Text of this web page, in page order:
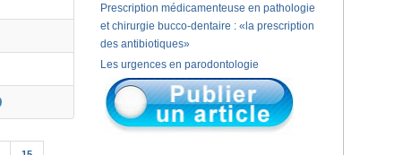
Prescription médicamenteuse en pathologie
et chirurgie bucco-dentaire : «la prescription
des antibiotiques»
Les urgences en parodontologie